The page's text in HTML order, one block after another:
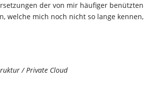
der von mir häufiger benützten
welche mich noch nicht so lange kennen,
/ Private Cloud